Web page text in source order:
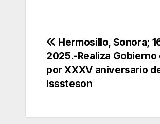
Navegación
de
entradas
Hermosillo, Sonora;
2025.-Realiza
por XXXV aniversario
Isssteson